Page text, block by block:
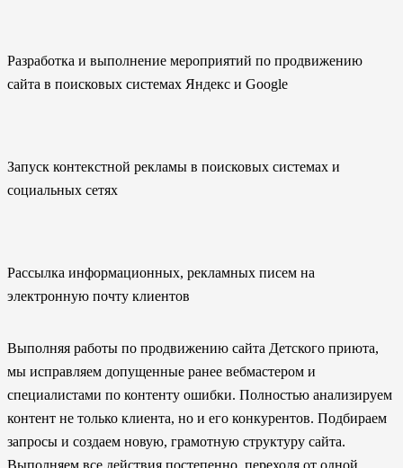
Разработка и выполнение мероприятий по продвижению
сайта в поисковых системах Яндекс и Google
Запуск контекстной рекламы в поисковых системах и
социальных сетях
Рассылка информационных, рекламных писем на
электронную почту клиентов
Выполняя работы по продвижению сайта Детского приюта,
мы исправляем допущенные ранее вебмастером и
специалистами по контенту ошибки. Полностью анализируем
контент не только клиента, но и его конкурентов. Подбираем
запросы и создаем новую, грамотную структуру сайта.
Выполняем все действия постепенно, переходя от одной